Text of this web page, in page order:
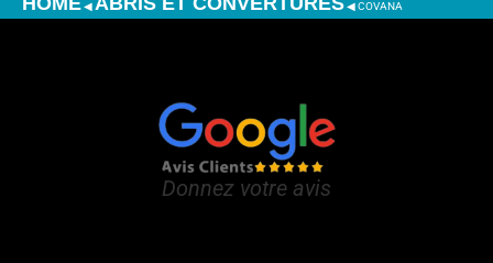
◀ ◀COVANA
Donnez votre avis